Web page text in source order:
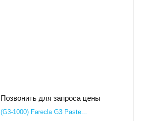
Позвонить для запроса цены
(G3-1000) Farecla G3 Paste...